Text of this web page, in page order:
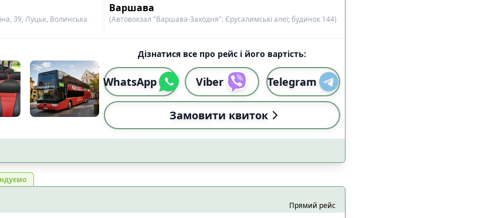
Варшава
39, Луцьк, Волинська
(Автовокзал "Варшава-Заходня", Єрусалимські алеї; будинок 144)
Дізнатися все про рейс і його вартість:
WhatsApp Viber Telegram
Замовити квиток
Прямий рейс